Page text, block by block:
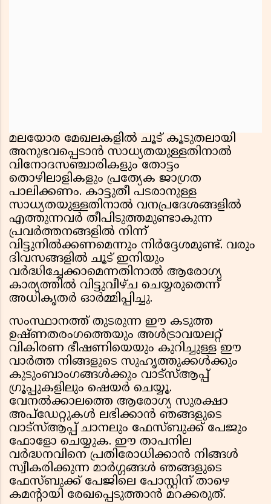
മലയോര മേഖലകളിൽ ചൂട് കൂടുതലായി
അനുഭവപ്പെടാൻ സാധ്യതയുള്ളതിനാൽ
വിനോദസഞ്ചാരികളും തോട്ടം
തൊഴിലാളികളും പ്രത്യേക ജാഗ്രത
പാലിക്കണം. കാട്ടുതീ പടരാനുള്ള
സാധ്യതയുള്ളതിനാൽ വനപ്രദേശങ്ങളിൽ
എത്തുന്നവർ തീപിടുത്തമുണ്ടാകുന്ന
പ്രവർത്തനങ്ങളിൽ നിന്ന്
വിട്ടുനിൽക്കണമെന്നും നിർദ്ദേശമുണ്ട്. വരും
ദിവസങ്ങളിൽ ചൂട് ഇനിയും
വർദ്ധിച്ചേക്കാമെന്നതിനാൽ ആരോഗ്യ
കാര്യത്തിൽ വിട്ടുവീഴ്ച ചെയ്യരുതെന്ന്
അധികൃതർ ഓർമ്മിപ്പിച്ചു.
സംസ്ഥാനത്ത് തുടരുന്ന ഈ കടുത്ത
ഉഷ്ണതരംഗത്തെയും അൾട്രാവയലറ്റ്
വികിരണ ഭീഷണിയെയും കുറിച്ചുള്ള ഈ
വാർത്ത നിങ്ങളുടെ സുഹൃത്തുക്കൾക്കും
കുടുംബാംഗങ്ങൾക്കും വാട്സ്ആപ്പ്
ഗ്രൂപ്പുകളിലും ഷെയർ ചെയ്യൂ.
വേനൽക്കാലത്തെ ആരോഗ്യ സുരക്ഷാ
അപ്‌ഡേറ്റുകൾ ലഭിക്കാൻ ഞങ്ങളുടെ
വാട്സ്ആപ്പ് ചാനലും ഫേസ്ബുക്ക് പേജും
ഫോളോ ചെയ്യുക. ഈ താപനില
വർദ്ധനവിനെ പ്രതിരോധിക്കാൻ നിങ്ങൾ
സ്വീകരിക്കുന്ന മാർഗ്ഗങ്ങൾ ഞങ്ങളുടെ
ഫേസ്ബുക്ക് പേജിലെ പോസ്റ്റിന് താഴെ
കമന്റായി രേഖപ്പെടുത്താൻ മറക്കരുത്.